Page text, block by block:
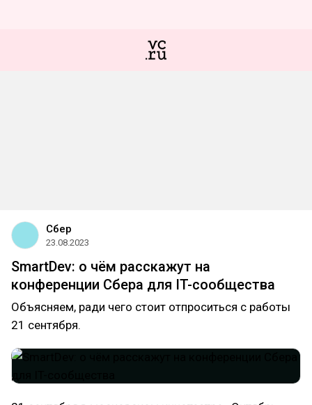
Сбер
23.08.2023
SmartDev: о чём расскажут на
конференции Сбера для IT-сообщества
Объясняем, ради чего стоит отпроситься с работы
21 сентября.